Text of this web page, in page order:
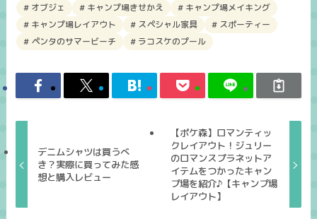
オブジェ
キャンプ場きせかえ
キャンプ場メイキング
キャンプ場レイアウト
スペシャル家具
スポーティー
ペンタのサマービーチ
ラコスケのプール
デニムシャツは買うべ
き？実際に買ってみた感
想と購入レビュー
【ポケ森】ロマンティッ
クレイアウト！ジュリー
のロマンスプラネットア
イテムをつかったキャン
プ場を紹介♪【キャンプ場
レイアウト】